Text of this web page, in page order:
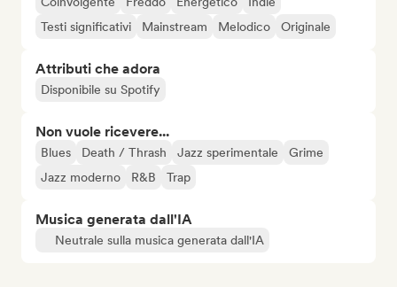
Testi significativi
Mainstream Melodico Originale
Attributi che adora
Disponibile su Spotify
Non vuole ricevere...
Blues Death / Thrash Jazz sperimentale
Grime
Jazz moderno
R&B Trap
Musica generata dall'IA
Neutrale sulla musica generata dall'IA